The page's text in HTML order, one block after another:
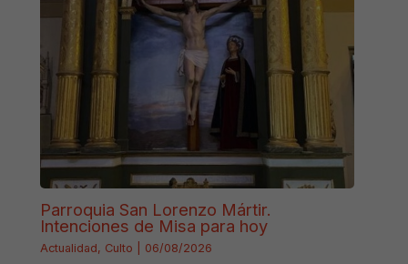
Parroquia San Lorenzo Mártir.
Intenciones de Misa para hoy
Actualidad, Culto 06/08/2026